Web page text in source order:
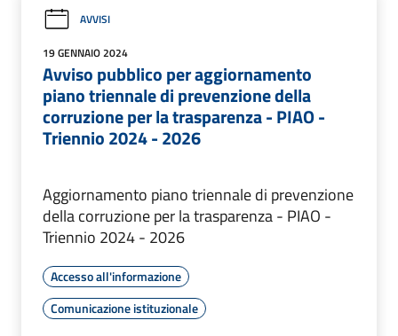
AVVISI
19 GENNAIO 2024
Avviso pubblico per aggiornamento
piano triennale di prevenzione della
corruzione per la trasparenza - PIAO -
Triennio 2024 - 2026
Aggiornamento piano triennale di prevenzione
della corruzione per la trasparenza - PIAO -
Triennio 2024 - 2026
Accesso all'informazione
Comunicazione istituzionale